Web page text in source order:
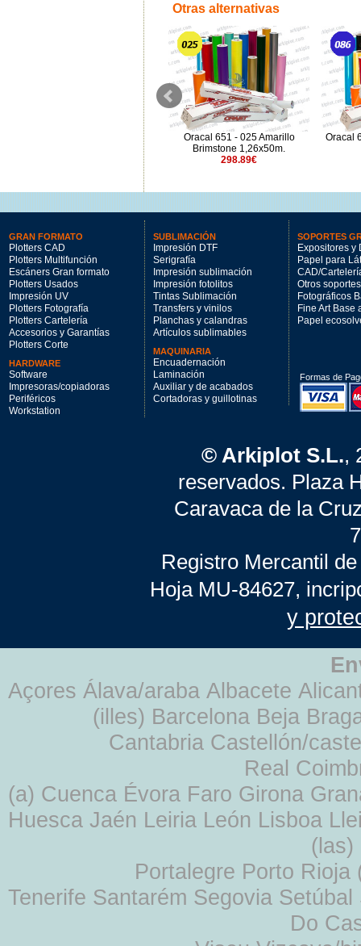
Otras alternativas
Oracal 651 - 025 Amarillo
Brimstone 1,26x50m.
298.89€
Oracal
GRAN FORMATO
Plotters CAD
Plotters Multifunción
Escáners Gran formato
Plotters Usados
Impresión UV
Plotters Fotografía
Plotters Cartelería
Accesorios y Garantías
Plotters Corte
HARDWARE
Software
Impresoras/copiadoras
Periféricos
Workstation
SUBLIMACIÓN
Impresión DTF
Serigrafía
Impresión sublimación
Impresión fotolitos
Tintas Sublimación
Transfers y vinilos
Planchas y calandras
Artículos sublimables
MAQUINARIA
Encuadernación
Laminación
Auxiliar y de acabados
Cortadoras y guillotinas
SOPORTES
Expositores y
Papel para
CAD/
Otros soportes
Fotográficos
Fine Art Base
Papel
Formas de
© Arkiplot S.L.,
reservados. Plaza
Caravaca de la
Registro Mercantil
Hoja MU-84627,
y
Açores Álava/araba Albacete
(illes) Barcelona Beja
Cantabria Castellón/
Real
(a) Cuenca Évora Faro Girona
Huesca Jaén Leiria León Lisboa
Portalegre Porto
Tenerife Santarém Segovia
Do